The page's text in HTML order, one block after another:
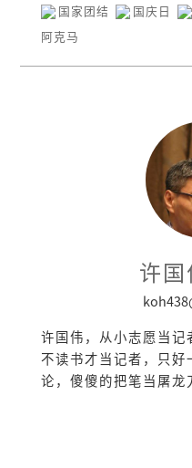
国家团结 国庆日
阿克马
许国
许国伟，从小志愿当
不读书才当记者，只
论，傻傻的把笔当屠龙